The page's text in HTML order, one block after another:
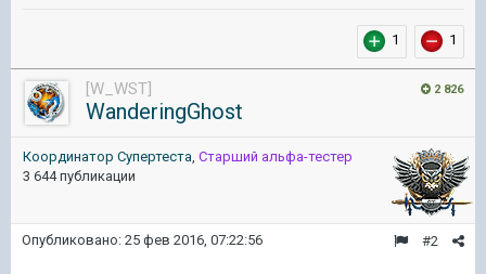
1 1
2 826
[W_WST]
WanderingGhost
Координатор Cупертеста, Старший альфа-тестер
3 644 публикации
#2
Опубликовано: 25 фев 2016, 07:22:56